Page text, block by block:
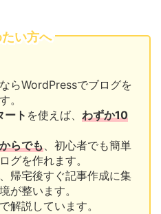
い方へ
らWordPressでブログを
。
ト を使えば、 わずか10
らでも、初心者でも簡単
グを作れます。
帰宅後すぐ記事作成に集
が整います。
解説しています。